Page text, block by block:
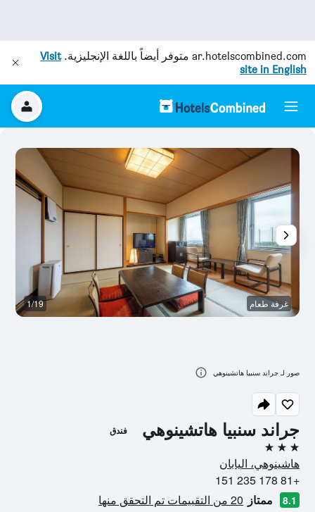
ar.hotelscombined.com متوفر أيضاً باللغة الإنجليزية.Visit
site in English
جراند سنبيا هاتشينوهي فندق
3 نجوم
هاشينوهي، اليابان
+81 178 235 151
8.1 ممتاز 20 من التقييمات تم التحقق منها
غرفة طعام 1/19
صور لـ جراند سنبيا هاتشينوهي